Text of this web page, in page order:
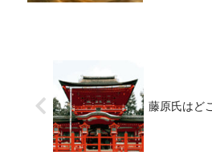
藤原氏はど